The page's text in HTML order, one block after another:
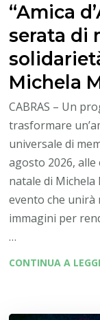
“Amica
serata di
Michela
CABRAS – Un
trasformare
universale di
agosto 2026, alle
natale di Michela
evento che unirà
immagini per
…
CONTINUA A